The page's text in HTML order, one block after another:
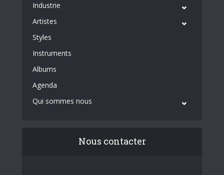
Industrie
Artistes
Styles
Instruments
Albums
Agenda
Qui sommes nous
Nous contacter